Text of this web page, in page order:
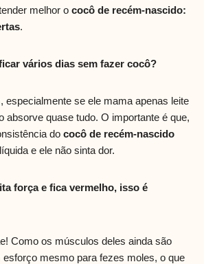
melhor o cocô de recém-nascido:
.
vários dias sem fazer cocô?
especialmente se ele mama apenas leite
absorve quase tudo. O importante é que,
do cocô de recém-nascido
e ele não sinta dor.
força e fica vermelho, isso é
Como os músculos deles ainda são
mesmo para fezes moles, o que